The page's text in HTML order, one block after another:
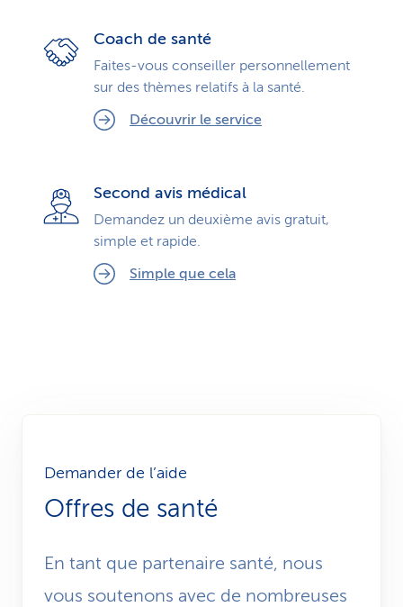
Coach de santé
Faites-vous conseiller personnellement
sur des thèmes relatifs à la santé.
Découvrir le service
Second avis médical
Demandez un deuxième avis gratuit,
simple et rapide.
Simple que cela
Demander de l’aide
Offres de santé
En tant que partenaire santé, nous
vous soutenons avec de nombreuses